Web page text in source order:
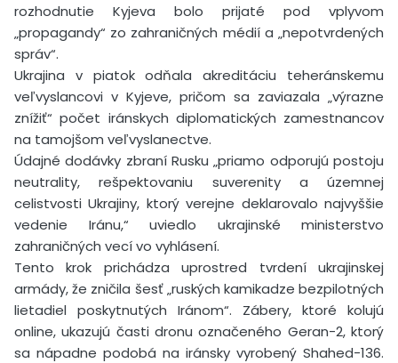
rozhodnutie Kyjeva bolo prijaté pod vplyvom
„propagandy“ zo zahraničných médií a „nepotvrdených
správ“.
Ukrajina v piatok odňala akreditáciu teheránskemu
veľvyslancovi v Kyjeve, pričom sa zaviazala „výrazne
znížiť“ počet iránskych diplomatických zamestnancov
na tamojšom veľvyslanectve.
Údajné dodávky zbraní Rusku „priamo odporujú postoju
neutrality, rešpektovaniu suverenity a územnej
celistvosti Ukrajiny, ktorý verejne deklarovalo najvyššie
vedenie Iránu,“ uviedlo ukrajinské ministerstvo
zahraničných vecí vo vyhlásení.
Tento krok prichádza uprostred tvrdení ukrajinskej
armády, že zničila šesť „ruských kamikadze bezpilotných
lietadiel poskytnutých Iránom“. Zábery, ktoré kolujú
online, ukazujú časti dronu označeného Geran-2, ktorý
sa nápadne podobá na iránsky vyrobený Shahed-136.